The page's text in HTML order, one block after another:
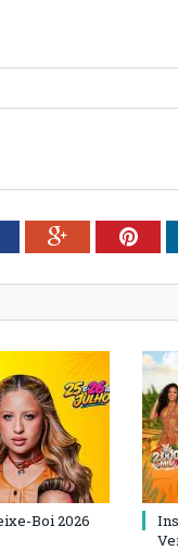
Google+
Boi 2026